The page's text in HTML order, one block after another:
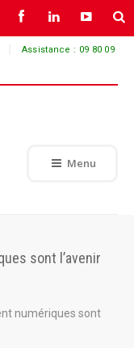
Assistance : 09 80 09
Menu
sont l’avenir
numériques sont